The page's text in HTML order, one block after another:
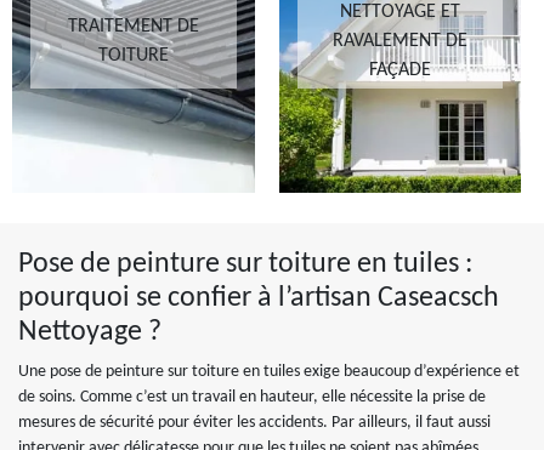
TRAITEMENT DE
TOITURE
NETTOYAGE ET
RAVALEMENT DE
FAÇADE
Pose de peinture sur toiture en tuiles :
pourquoi se confier à l’artisan Caseacsch
Nettoyage ?
Une pose de peinture sur toiture en tuiles exige beaucoup d’expérience et
de soins. Comme c’est un travail en hauteur, elle nécessite la prise de
mesures de sécurité pour éviter les accidents. Par ailleurs, il faut aussi